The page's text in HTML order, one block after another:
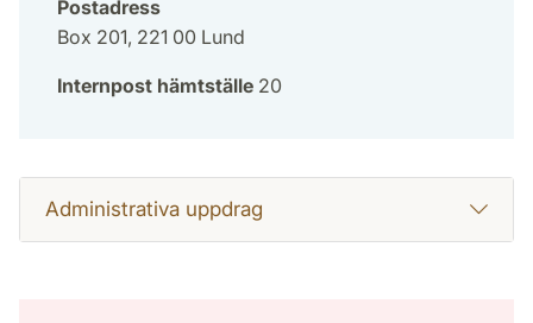
Postadress
Box 201, 221 00 Lund
Internpost hämtställe 20
Administrativa uppdrag